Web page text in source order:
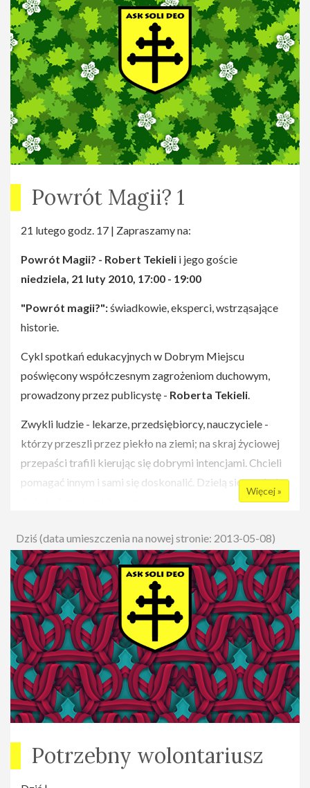
Powrót Magii? 1
21 lutego godz. 17 | Zapraszamy na:
Powrót Magii? - Robert Tekieli i jego goście
niedziela, 21 luty 2010, 17:00 - 19:00
"Powrót magii?":świadkowie, eksperci, wstrząsające
historie.
Cykl spotkań edukacyjnych w Dobrym Miejscu
poświęcony współczesnym zagrożeniom duchowym,
prowadzony przez publicystę - Roberta Tekieli.
Zwykli ludzie - lekarze, przedsiębiorcy, nauczyciele -
którzy przeszli przez piekło na ziemi; na skraj życiowej
przepaści trafili kierując się dobrymi intencjami. Chcieli
pomagać innym i sami się doskonalić. Dzielą się swoimi
pozwolą zobiektyzować doświadczenia świadków.
Po spotkaniu będzie można nabyć płyty CD oraz DVD ze
spotkania 1. zatytułowanego ?Bałwochwalstwo i trans:
odmienne stany świadomości, pozytywne myślenie,
metoda kontroli umysłu według Silvy, supernauczanie,
SITA ? szybka nauka języków, techniki transowe;
muzyka satanistycza, okultyzm, tarot?;
informacyjne i poglądowe.
Miejsce: Dobre Miejsce - centrum kultury, ul.
Więcej »
Dziś (data umieszczenia na nowej stronie: 2013-05-08)
Potrzebny wolontariusz